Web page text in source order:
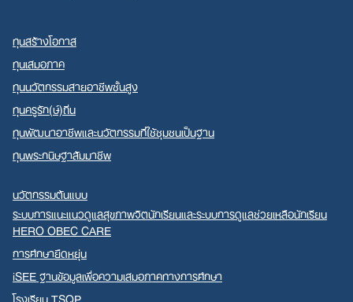
ทุนสร้างโอกาส
ทุนเสมอภาค
ทุนนวัตกรรมสายอาชีพชั้นสูง
ทุนครูรัก(ษ์)ถิ่น
ทุนพัฒนาอาชีพและนวัตกรรมที่ใช้ชุมชนเป็นฐาน
ทุนพระกนิษฐาสัมมาชีพ
นวัตกรรมต้นแบบ
ระบบการแนะแนวดูแลสุขภาพจิตนักเรียนและระบบการดูแลช่วยเหลือนักเรียน
HERO OBEC CARE
การศึกษายืดหยุ่น
iSEE ฐานข้อมูลเพื่อความเสมอภาคทางการศึกษา